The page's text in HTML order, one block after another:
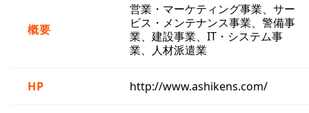
概要
営業・マーケティング事業、サー
ビス・メンテナンス事業、警備事
業、建設事業、IT・システム事
業、人材派遣業
HP http://www.ashikens.com/